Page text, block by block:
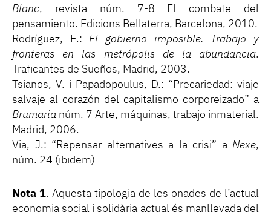
Blanc, revista núm. 7-8 El combate del
pensamiento. Edicions Bellaterra, Barcelona, 2010.
Rodríguez, E.: El gobierno imposible. Trabajo y
fronteras en las metrópolis de la abundancia.
Traficantes de Sueños, Madrid, 2003.
Tsianos, V. i Papadopoulus, D.: “Precariedad: viaje
salvaje al corazón del capitalismo corporeizado” a
Brumaria núm. 7 Arte, máquinas, trabajo inmaterial.
Madrid, 2006.
Via, J.: “Repensar alternatives a la crisi” a Nexe,
núm. 24 (ibidem)
Nota 1. Aquesta tipologia de les onades de l’actual
economia social i solidària actual és manllevada del